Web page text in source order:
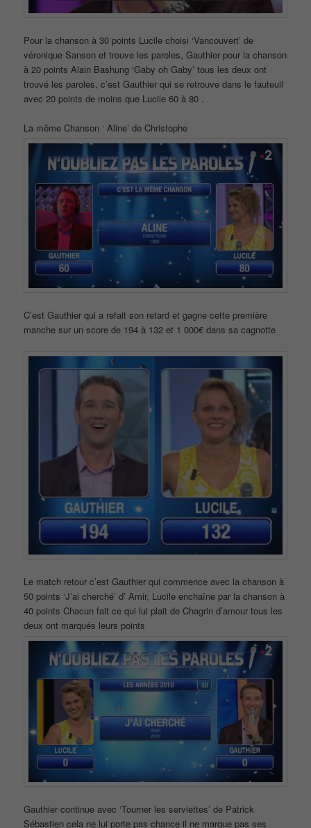
Pour la chanson à 30 points Lucile choisi ‘Vancouvert’ de
véronique Sanson et trouve les paroles, Gauthier pour la chanson
à 20 points Alain Bashung ‘Gaby oh Gaby’ tous les deux ont
trouvé les paroles, c’est Gauthier qui se retrouve dans le fauteuil
avec 20 points de moins que Lucile 60 à 80 .
La même Chanson ‘ Aline’ de Christophe
C’est Gauthier qui a refait son retard et gagne cette première
manche sur un score de 194 à 132 et 1 000€ dans sa cagnotte
Le match retour c’est Gauthier qui commence avec la chanson à
50 points ‘J’ai cherché’ d’ Amir, Lucile enchaîne par la chanson à
40 points Chacun fait ce qui lui plait de Chagrin d’amour tous les
deux ont marqués leurs points
Gauthier continue avec ‘Tourner les serviettes’ de Patrick
Sébastien cela ne lui porte pas chance il ne marque pas ses